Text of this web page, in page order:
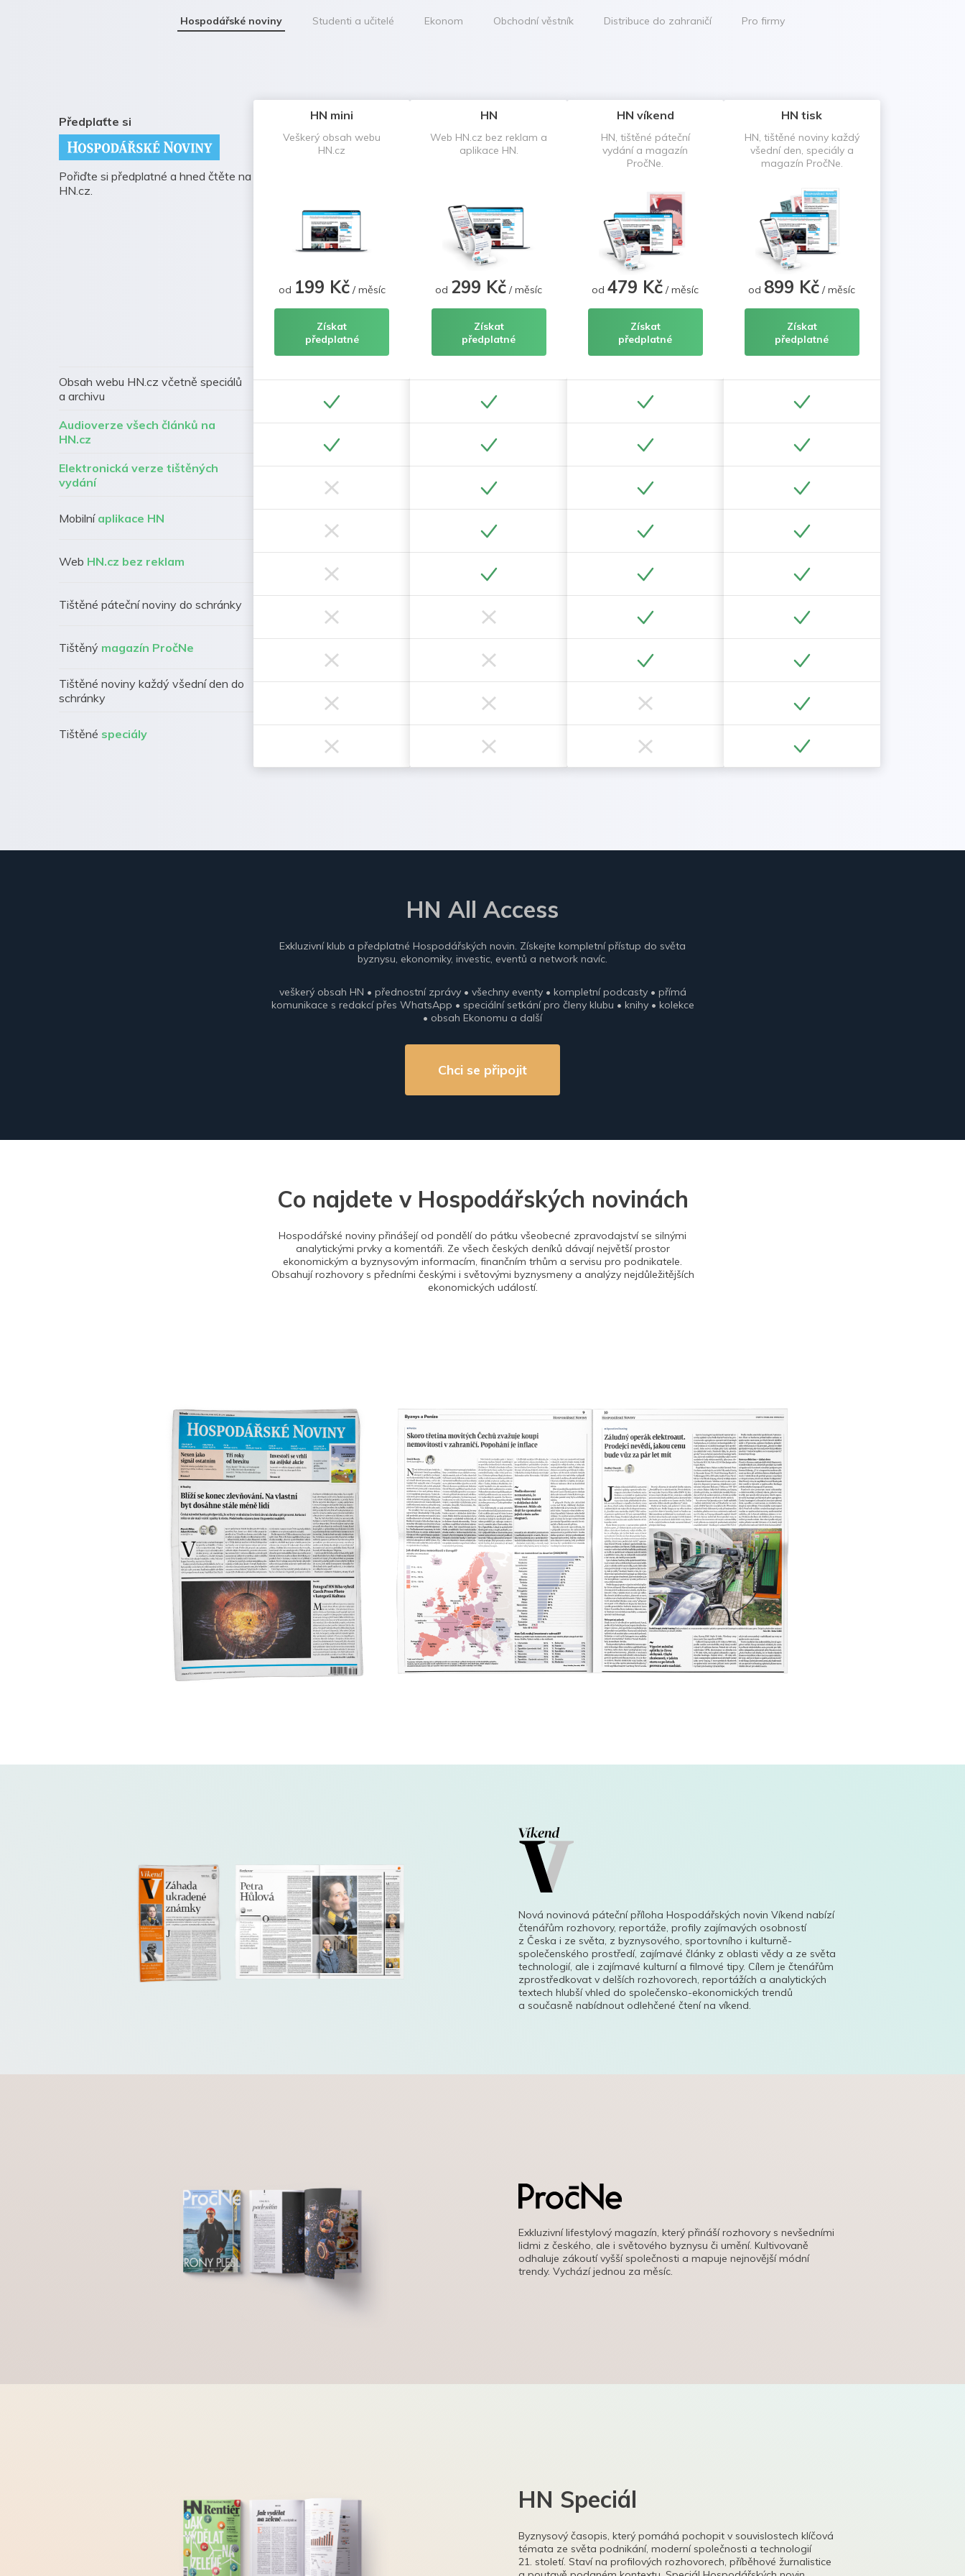
Hospodářské noviny Studenti a učitelé Ekonom Obchodní věstník Distribuce do zahraničí Pro firmy
Předplaťte si
Pořiďte si předplatné a hned čtěte na
HN.cz.
Obsah webu HN.cz včetně speciálů
a archivu
Audioverze všech článků na
HN.cz
Elektronická verze tištěných
vydání
Mobilní aplikace HN
Web HN.cz bez reklam
Tištěné páteční noviny do schránky
Tištěný magazín PročNe
Tištěné noviny každý všední den do
schránky
Tištěné speciály
HN mini
Veškerý obsah webu
HN.cz
od 199 Kč/ měsíc
Získat
předplatné
HN
Web HN.cz bez reklam a
aplikace HN.
od 299 Kč / měsíc
Získat
předplatné
HN víkend
HN, tištěné páteční
vydání a magazín
PročNe.
od479 Kč / měsíc
Získat
předplatné
HN tisk
HN, tištěné noviny každý
všední den, speciály a
magazín PročNe.
od 899 Kč / měsíc
Získat
předplatné
HN All Access
Exkluzivní klub a předplatné Hospodářských novin. Získejte kompletní přístup do světa
byznysu, ekonomiky, investic, eventů a network navíc.
veškerý obsah HN • přednostní zprávy • všechny eventy • kompletní podcasty • přímá
komunikace s redakcí přes WhatsApp • speciální setkání pro členy klubu • knihy • kolekce
• obsah Ekonomu a další
Chci se připojit
Co najdete v Hospodářských novinách
Hospodářské noviny přinášejí od pondělí do pátku všeobecné zpravodajství se silnými
analytickými prvky a komentáři. Ze všech českých deníků dávají největší prostor
ekonomickým a byznysovým informacím, finančním trhům a servisu pro podnikatele.
Obsahují rozhovory s předními českými i světovými byznysmeny a analýzy nejdůležitějších
ekonomických událostí.
Nová novinová páteční příloha Hospodářských novin Víkend nabízí
čtenářům rozhovory, reportáže, profily zajímavých osobností
z Česka i ze světa, z byznysového, sportovního i kulturně-
společenského prostředí, zajímavé články z oblasti vědy a ze světa
technologií, ale i zajímavé kulturní a filmové tipy. Cílem je čtenářům
zprostředkovat v delších rozhovorech, reportážích a analytických
textech hlubší vhled do společensko-ekonomických trendů
a současně nabídnout odlehčené čtení na víkend.
Exkluzivní lifestylový magazín, který přináší rozhovory s nevšedními
lidmi z českého, ale i světového byznysu či umění. Kultivovaně
odhaluje zákoutí vyšší společnosti a mapuje nejnovější módní
trendy. Vychází jednou za měsíc.
HN Speciál
Byznysový časopis, který pomáhá pochopit v souvislostech klíčová
témata ze světa podnikání, moderní společnosti a technologií
21. století. Staví na profilových rozhovorech, příběhové žurnalistice